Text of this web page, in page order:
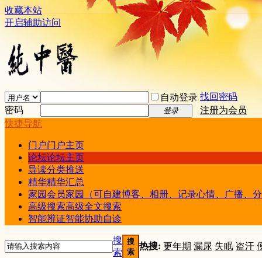
收藏本站
开启辅助访问
自动登录 找回密码
密码
登录
注册为会员
快捷导航
门户门户主页
论坛论坛主页
导读分类推送
精华精华汇总
家园会员家园（可自建博客、相册、记录心情、广播、
高级搜索高级全文搜索
智能辨证智能协助自诊
搜
索
搜
索
热搜: 更年期 漏尿 失眠 盗汗